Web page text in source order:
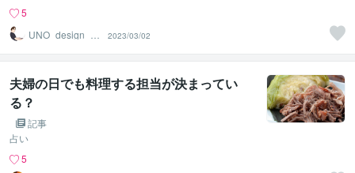
5
UNO_design_o
2023/03/02
夫婦の日でも料理する担当が決まってい
る？
記事
占い
5